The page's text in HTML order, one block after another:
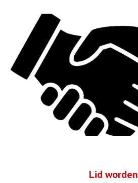
Lid worden